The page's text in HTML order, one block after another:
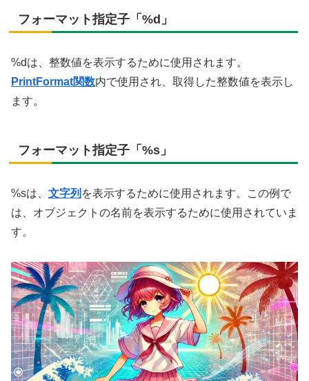
フォーマット指定子「%d」
%dは、整数値を表示するために使用されます。
PrintFormat関数内で使用され、取得した整数値を表示し
ます。
フォーマット指定子「%s」
%sは、 文字列 を表示するために使用されます。この例で
は、オブジェクトの名前を表示するために使用されていま
す。